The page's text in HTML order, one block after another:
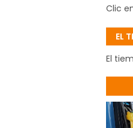
Clic
EL
El